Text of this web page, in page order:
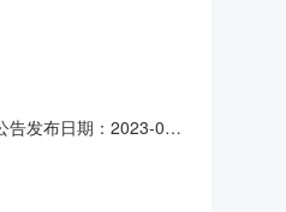
告发布日期：2023-06-